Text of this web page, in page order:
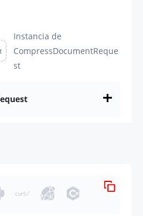
Instancia de
CompressDocumentReque
st